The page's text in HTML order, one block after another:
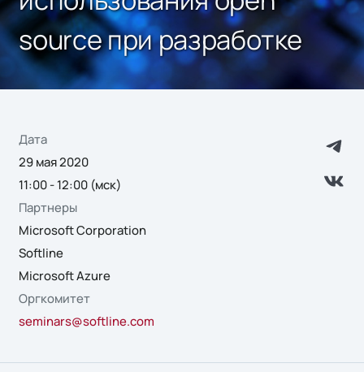
source при разработке
Дата
29 мая 2020
11:00 - 12:00 (мск)
Партнеры
Microsoft Corporation
Softline
Microsoft Azure
Оргкомитет
seminars@softline.com